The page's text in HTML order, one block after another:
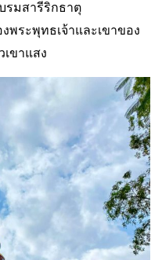
รมสารีริกธาตุ
พระพุทธเจ้าและเขาของ
เขาแสง